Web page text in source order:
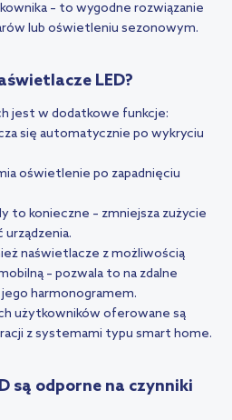
– to wygodne rozwiązanie
lub oświetleniu sezonowym.
LED?
jest w dodatkowe funkcje:
się automatycznie po wykryciu
oświetlenie po zapadnięciu
to konieczne – zmniejsza zużycie
urządzenia.
naświetlacze z możliwością
– pozwala to na zdalne
harmonogramem.
użytkowników oferowane są
z systemami typu smart home.
są odporne na czynniki